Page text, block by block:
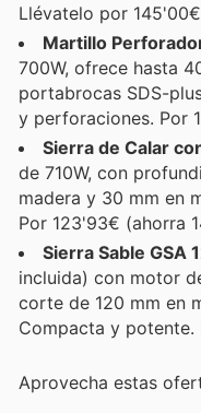
Llévatelo por
Martillo
700W, ofrece hasta
portabrocas SDS-
y perforaciones. Por
Sierra de Calar
de 710W, con
madera y 30 mm en
Por 123'93€ (ahorra
Sierra Sable GSA
incluida) con motor
corte de 120 mm en
Compacta y
Aprovecha estas